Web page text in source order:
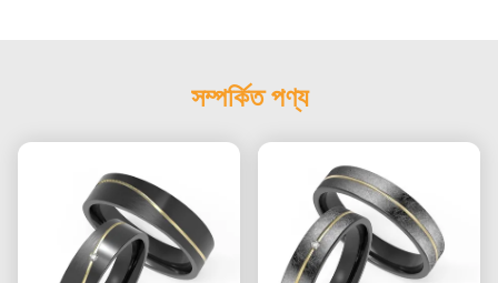
সম্পর্কিত পণ্য